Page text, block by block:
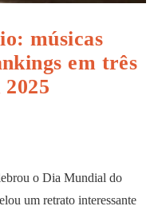
músicas
em três
o Dia Mundial do
um retrato interessante